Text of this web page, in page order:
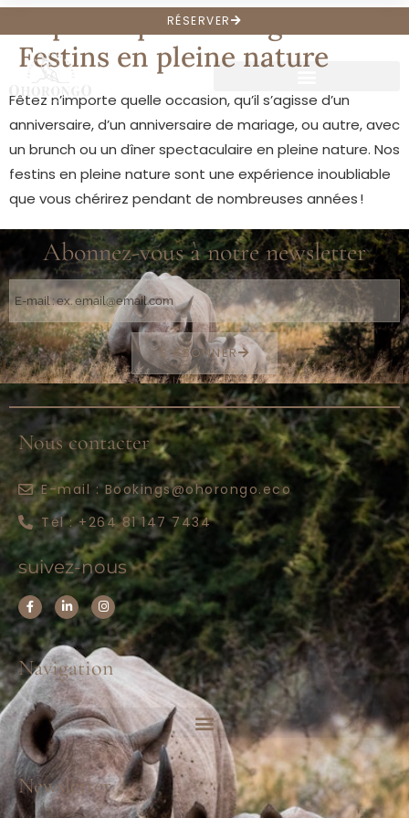
RÉSERVER
Pique-niques sauvages -
Festins en pleine nature
Fêtez n’importe quelle occasion, qu’il s’agisse d’un
anniversaire, d’un anniversaire de mariage, ou autre, avec
un brunch ou un dîner spectaculaire en pleine nature. Nos
festins en pleine nature sont une expérience inoubliable
que vous chérirez pendant de nombreuses années !
Abonnez-vous à notre newsletter
S’ABONNER
Nous contacter
E-mail : Bookings@ohorongo.eco
Tél : +264 81 147 7434
suivez-nous
Navigation
À propos
Hébergement
Planifier un voyage
Newsletter